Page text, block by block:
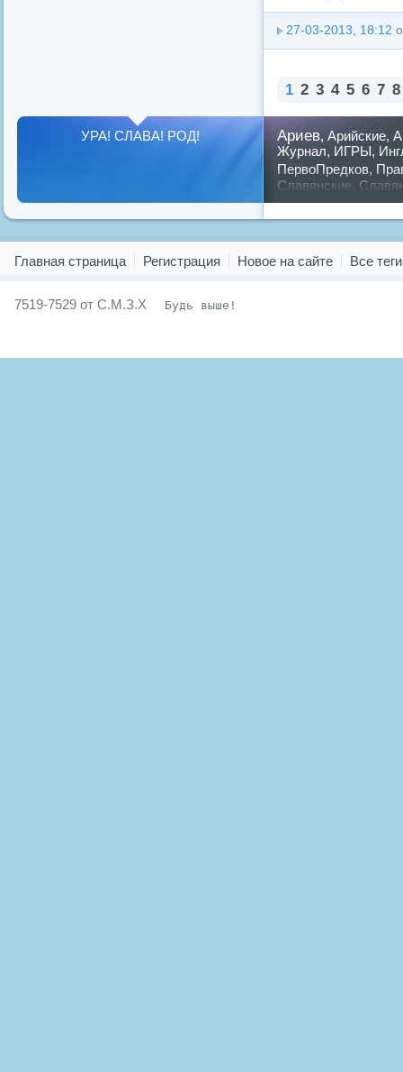
27-03-2013, 18:12
1 2 3 4 5 6 7 8
Ариев, Арийские,
Журнал, ИГРЫ,
ПервоПредков,
Славянские
русский,славян
УРА! СЛАВА! РОД!
Главная страница Регистрация Новое на сайте Все теги
7519-7529 от С.М.З.Х Будь выше!